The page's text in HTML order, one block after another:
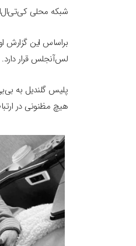
شبکه محلی
براساس این گزارش
لس‌آنجلس قرار دارد.
پلیس گلندیل به
هیچ مظنونی در